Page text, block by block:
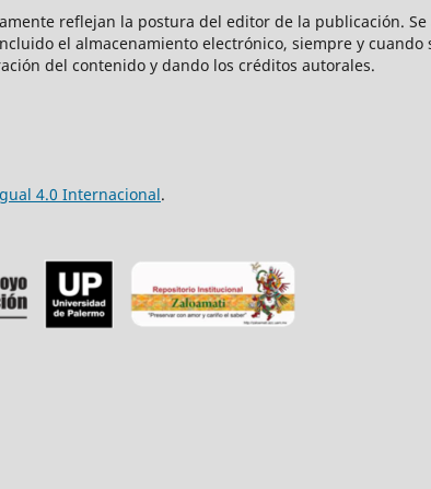
reflejan la postura del editor de la publicación. Se
el almacenamiento electrónico, siempre y cuando
del contenido y dando los créditos autorales.
4.0 Internacional.